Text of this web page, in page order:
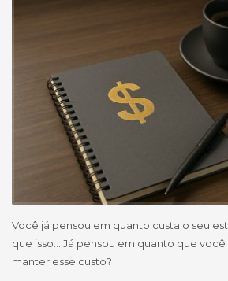
Você já pensou em quanto custa o seu
que isso… Já pensou em quanto que
manter esse custo?